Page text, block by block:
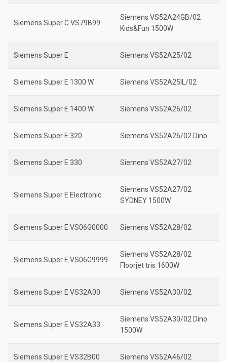
Siemens Super C VS79B99
Siemens VS52A24GB/02
Kids&Fun 1500W
Siemens Super E Siemens VS52A25/02
Siemens Super E 1300 W Siemens VS52A25IL/02
Siemens Super E 1400 W Siemens VS52A26/02
Siemens Super E 320 Siemens VS52A26/02 Dino
Siemens Super E 330 Siemens VS52A27/02
Siemens Super E Electronic
Siemens VS52A27/02
SYDNEY 1500W
Siemens Super E VS06G0000 Siemens VS52A28/02
Siemens Super E VS06G9999
Siemens VS52A28/02
Floorjet tris 1600W
Siemens Super E VS32A00 Siemens VS52A30/02
Siemens Super E VS32A33
Siemens VS52A30/02 Dino
1500W
Siemens Super E VS32B00 Siemens VS52A46/02